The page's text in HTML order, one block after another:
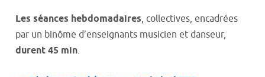
Les séances hebdomadaires, collectives, encadrées
par un binôme d’enseignants musicien et danseur,
durent 45 min.